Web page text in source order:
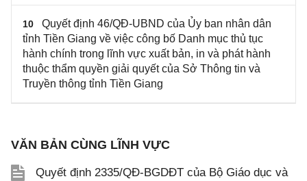
10
Quyết định 46/QĐ-UBND của Ủy ban nhân dân
tỉnh Tiền Giang về việc công bố Danh mục thủ tục
hành chính trong lĩnh vực xuất bản, in và phát hành
thuộc thẩm quyền giải quyết của Sở Thông tin và
Truyền thông tỉnh Tiền Giang
VĂN BẢN CÙNG LĨNH VỰC
Quyết định 2335/QĐ-BGDĐT của Bộ Giáo dục và